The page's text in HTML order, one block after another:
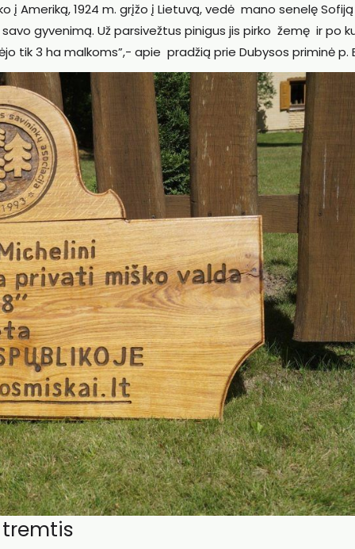
į Ameriką, 1924 m. grįžo į Lietuvą, vedė mano senelę
gyvenimą. Už parsivežtus pinigus jis pirko žemę ir po
tik 3 ha malkoms”,- apie pradžią prie Dubysos priminė p.